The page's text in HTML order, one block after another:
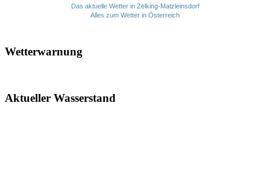
Das aktuelle Wetter in Zelking-Matzleinsdorf
Alles zum Wetter in Österreich
Wetterwarnung
Aktueller Wasserstand